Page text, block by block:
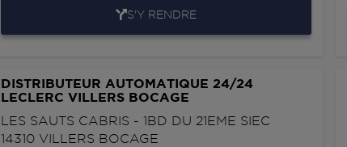
S'Y RENDRE
DISTRIBUTEUR AUTOMATIQUE 24/24
LECLERC VILLERS BOCAGE
LES SAUTS CABRIS - 1BD DU 21EME SIEC
14310 VILLERS BOCAGE